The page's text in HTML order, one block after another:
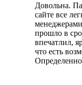
Довольна.
сайте все
прошло в
впечатлил,
что есть